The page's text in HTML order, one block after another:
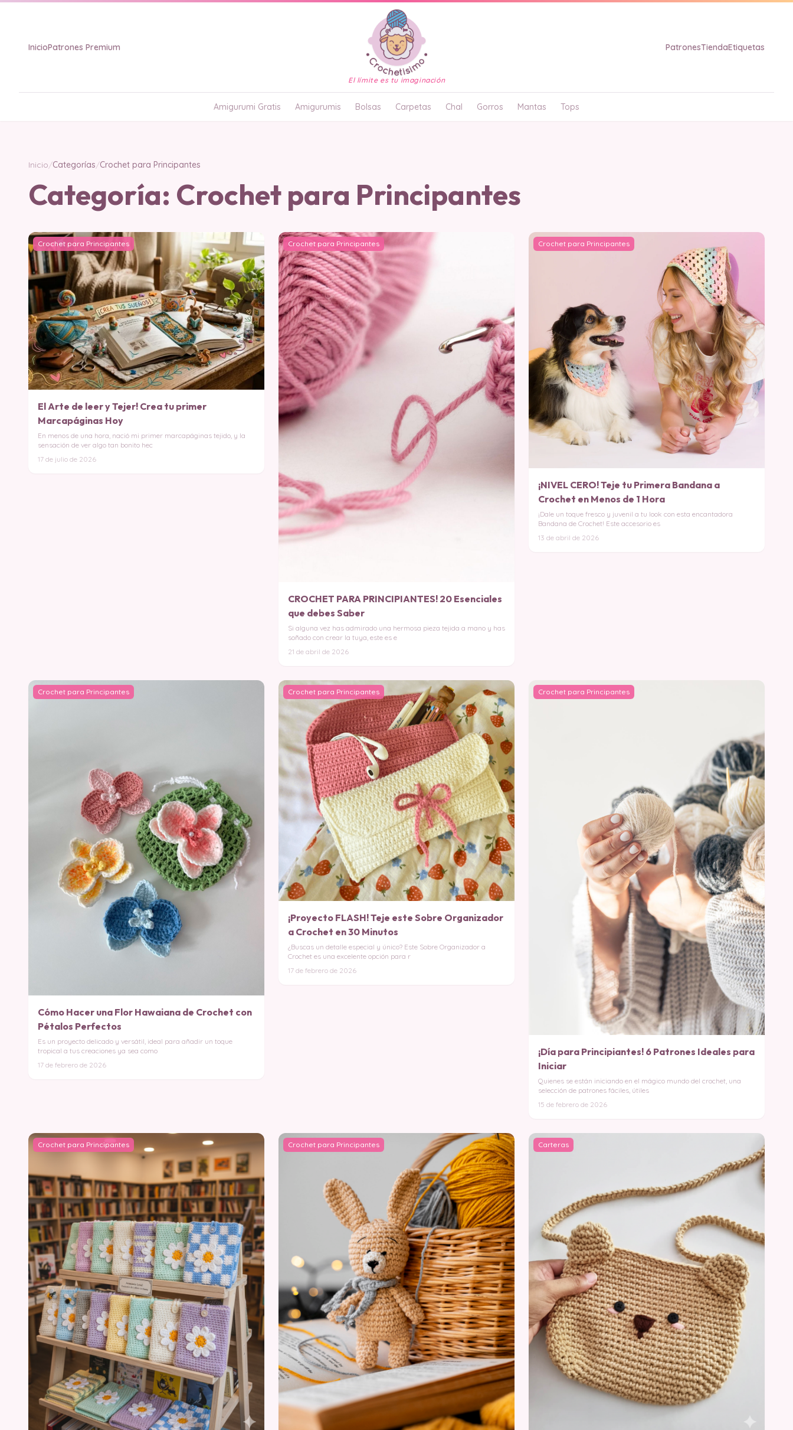
InicioPatrones Premium
El límite es tu imaginación
PatronesTiendaEtiquetas
Amigurumi Gratis Amigurumis Bolsas Carpetas Chal Gorros Mantas Tops
Inicio/Categorías/Crochet para Principantes
Categoría: Crochet para Principantes
Crochet para Principantes
El Arte de leer y Tejer! Crea tu primer
Marcapáginas Hoy
En menos de una hora, nació mi primer marcapáginas tejido, y la
sensación de ver algo tan bonito hec
17 de julio de 2026
Crochet para Principantes
CROCHET PARA PRINCIPIANTES! 20 Esenciales
que debes Saber
Si alguna vez has admirado una hermosa pieza tejida a mano y has
soñado con crear la tuya, este es e
21 de abril de 2026
Crochet para Principantes
¡NIVEL CERO! Teje tu Primera Bandana a
Crochet en Menos de 1 Hora
¡Dale un toque fresco y juvenil a tu look con esta encantadora
Bandana de Crochet! Este accesorio es
13 de abril de 2026
Crochet para Principantes
Cómo Hacer una Flor Hawaiana de Crochet con
Pétalos Perfectos
Es un proyecto delicado y versátil, ideal para añadir un toque
tropical a tus creaciones ya sea como
17 de febrero de 2026
Crochet para Principantes
¡Proyecto FLASH! Teje este Sobre Organizador
a Crochet en 30 Minutos
¿Buscas un detalle especial y único? Este Sobre Organizador a
Crochet es una excelente opción para r
17 de febrero de 2026
Crochet para Principantes
¡Día para Principiantes! 6 Patrones Ideales para
Iniciar
Quienes se están iniciando en el mágico mundo del crochet, una
selección de patrones fáciles, útiles
15 de febrero de 2026
Crochet para Principantes Crochet para Principantes Carteras